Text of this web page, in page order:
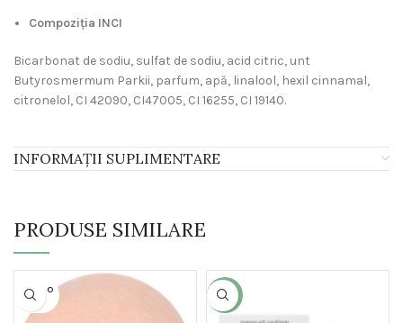
Compoziția INCI
Bicarbonat de sodiu, sulfat de sodiu, acid citric, unt
Butyrosmermum Parkii, parfum, apă, linalool, hexil cinnamal,
citronelol, CI 42090, CI47005, CI 16255, CI 19140.
INFORMAȚII SUPLIMENTARE
PRODUSE SIMILARE
SOLD O
UT
-30%